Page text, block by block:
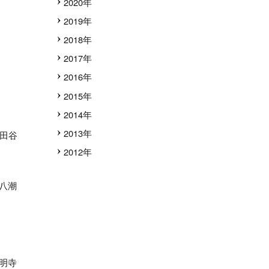
谷
潮
寺
2019年
2018年
2017年
2016年
2015年
2014年
2013年
2012年